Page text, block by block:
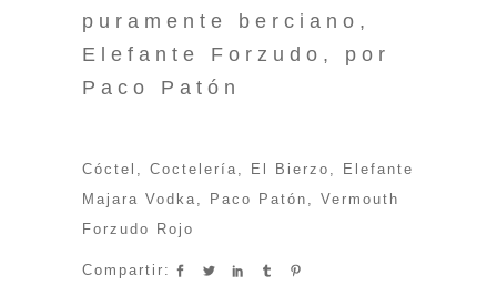
puramente berciano,
Elefante Forzudo, por
Paco Patón
Cóctel Coctelería El Bierzo
Elefante
Majara Vodka
Paco Patón
Vermouth
Forzudo Rojo
Compartir: